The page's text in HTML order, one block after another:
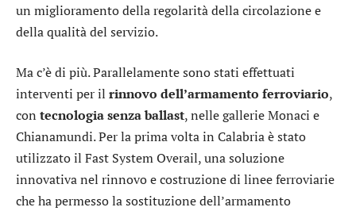
un miglioramento della regolarità della circolazione e
della qualità del servizio.
Ma c’è di più. Parallelamente sono stati effettuati
interventi per il rinnovo dell’armamento ferroviario,
con tecnologiasenzaballast, nelle gallerie Monaci e
Chianamundi. Per la prima volta in Calabria è stato
utilizzato il Fast System Overail, una soluzione
innovativa nel rinnovo e costruzione di linee ferroviarie
che ha permesso la sostituzione dell’armamento